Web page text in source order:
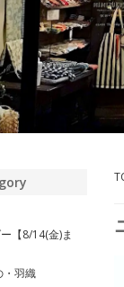
【8/14(金)ま
・羽織